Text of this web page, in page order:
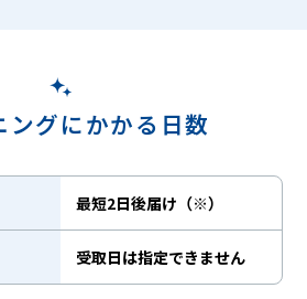
ングにかかる日数
最短2日後届け（※）
受取日は指定できません